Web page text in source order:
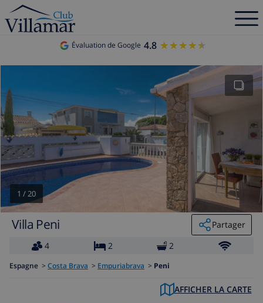
Évaluation de Google 4.8 ★★★★★
★★★★★
1 /20
Villa Peni
Partager
4
2 2
Espagne > Costa Brava > Empuriabrava > Peni
AFFICHER LA CARTE